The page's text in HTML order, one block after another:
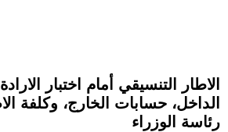
الاطار التنسيقي أمام اختبار
الداخل، حسابات الخارج، وكلفة
رئاسة الوزراء